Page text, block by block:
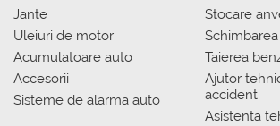
Jante
Uleiuri de motor
Acumulatoare auto
Accesorii
Sisteme de alarma auto
Stocare
Taierea
Ajutor
accident
Asistenta